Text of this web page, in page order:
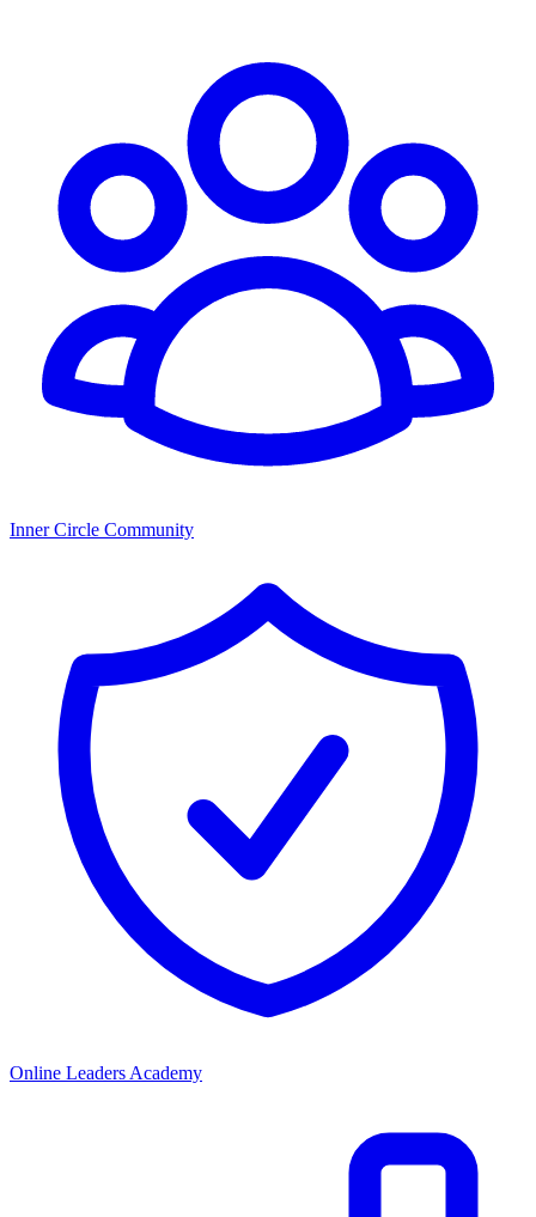
Inner Circle Community
Online Leaders Academy